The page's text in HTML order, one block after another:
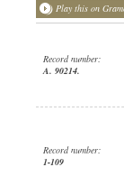
Play this on
Record number:
A. 90214.
Record number:
1-109